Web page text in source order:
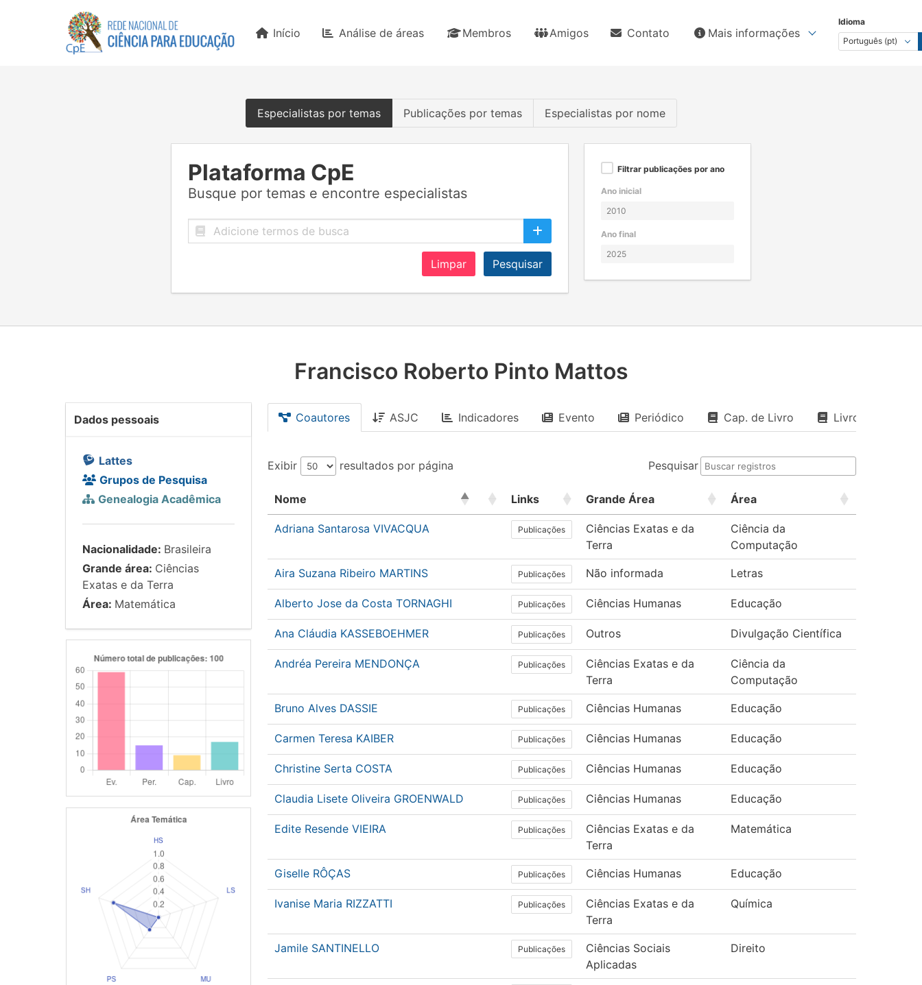
Início Análise de áreas Membros Amigos Contato Mais informações
Idioma
Especialistas por temas Publicações por temas Especialistas por nome
Plataforma CpE
Busque por temas e encontre especialistas
Limpar Pesquisar
Filtrar publicações por ano
Ano inicial
Ano final
Francisco Roberto Pinto Mattos
Dados pessoais
Lattes
Grupos de Pesquisa
Genealogia Acadêmica
Nacionalidade: Brasileira
Grande área: Ciências
Exatas e da Terra
Área: Matemática
Coautores ASJC Indicadores Evento Periódico Cap. de Livro Livro
Exibir resultados por página Pesquisar
Nome Links Grande Área Área
Adriana Santarosa VIVACQUA Publicações
Ciências Exatas e da
Terra
Ciência da
Computação
Aira Suzana Ribeiro MARTINS Publicações Não informada Letras
Alberto Jose da Costa TORNAGHI Publicações Ciências Humanas Educação
Ana Cláudia KASSEBOEHMER Publicações Outros Divulgação Científica
Andréa Pereira MENDONÇA Publicações
Ciências Exatas e da
Terra
Ciência da
Computação
Bruno Alves DASSIE Publicações Ciências Humanas Educação
Carmen Teresa KAIBER Publicações Ciências Humanas Educação
Christine Serta COSTA Publicações Ciências Humanas Educação
Claudia Lisete Oliveira GROENWALD Publicações Ciências Humanas Educação
Edite Resende VIEIRA Publicações
Ciências Exatas e da
Terra
Matemática
Giselle RÔÇAS Publicações Ciências Humanas Educação
Ivanise Maria RIZZATTI Publicações
Ciências Exatas e da
Terra
Química
Jamile SANTINELLO Publicações
Ciências Sociais
Aplicadas
Direito